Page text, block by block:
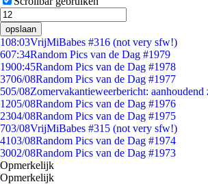
opslaan
108:03VrijMiBabes #316 (not very sfw!)
607:34Random Pics van de Dag #1979
1900:45Random Pics van de Dag #1978
3706/08Random Pics van de Dag #1977
505/08Zomervakantieweerbericht: aanhoudend
1205/08Random Pics van de Dag #1976
2304/08Random Pics van de Dag #1975
703/08VrijMiBabes #315 (not very sfw!)
4103/08Random Pics van de Dag #1974
3002/08Random Pics van de Dag #1973
Opmerkelijk
Opmerkelijk